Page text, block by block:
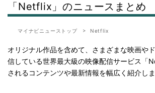
「Netflix」のニュースまとめ
マイナビニューストップ Netflix
オリジナル作品を含めて、さまざまな映画や
信している世界最大級の映像配信サービス「
されるコンテンツや最新情報を幅広く紹介しま